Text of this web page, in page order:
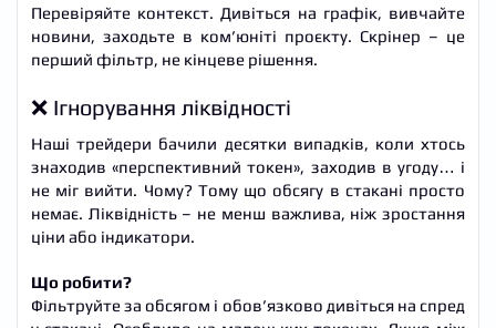
Перевіряйте контекст. Дивіться на графік, вивчайте
новини, заходьте в ком’юніті проєкту. Скрінер – це
перший фільтр, не кінцеве рішення.
❌ Ігнорування ліквідності
Наші трейдери бачили десятки випадків, коли хтось
знаходив «перспективний токен», заходив в угоду… і
не міг вийти. Чому? Тому що обсягу в стакані просто
немає. Ліквідність – не менш важлива, ніж зростання
ціни або індикатори.
Що робити?
Фільтруйте за обсягом і обов’язково дивіться на спред